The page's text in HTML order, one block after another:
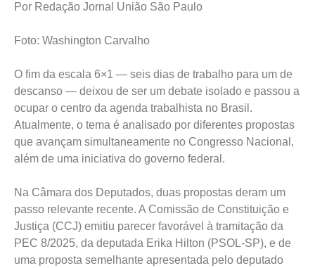
Por Redação Jornal União São Paulo
Foto: Washington Carvalho
O fim da escala 6×1 — seis dias de trabalho para um de
descanso — deixou de ser um debate isolado e passou a
ocupar o centro da agenda trabalhista no Brasil.
Atualmente, o tema é analisado por diferentes propostas
que avançam simultaneamente no Congresso Nacional,
além de uma iniciativa do governo federal.
Na Câmara dos Deputados, duas propostas deram um
passo relevante recente. A Comissão de Constituição e
Justiça (CCJ) emitiu parecer favorável à tramitação da
PEC 8/2025, da deputada Erika Hilton (PSOL-SP), e de
uma proposta semelhante apresentada pelo deputado